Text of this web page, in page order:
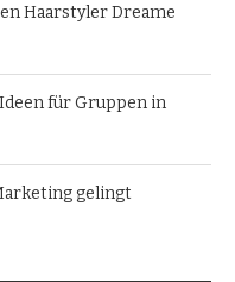
Haarstyler Dreame
für Gruppen in
gelingt